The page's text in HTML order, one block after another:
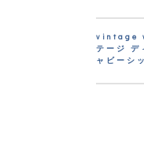
vintage
テージ デ
ャビーシ